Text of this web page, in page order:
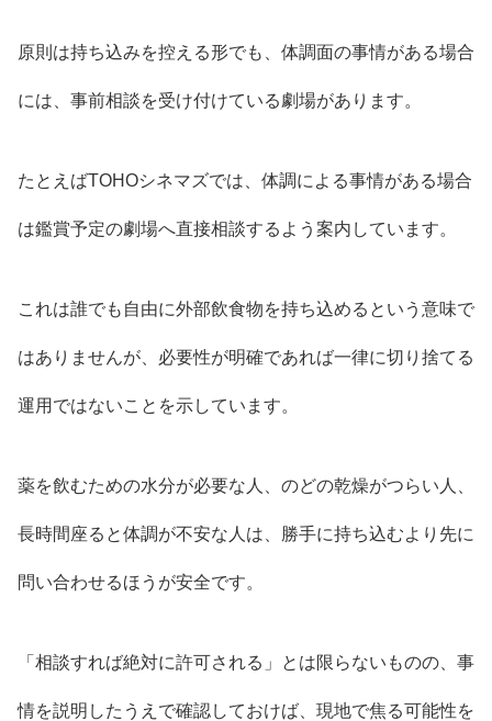
原則は持ち込みを控える形でも、体調面の事情がある場合
には、事前相談を受け付けている劇場があります。
たとえばTOHOシネマズでは、体調による事情がある場合
は鑑賞予定の劇場へ直接相談するよう案内しています。
これは誰でも自由に外部飲食物を持ち込めるという意味で
はありませんが、必要性が明確であれば一律に切り捨てる
運用ではないことを示しています。
薬を飲むための水分が必要な人、のどの乾燥がつらい人、
長時間座ると体調が不安な人は、勝手に持ち込むより先に
問い合わせるほうが安全です。
「相談すれば絶対に許可される」とは限らないものの、事
情を説明したうえで確認しておけば、現地で焦る可能性を